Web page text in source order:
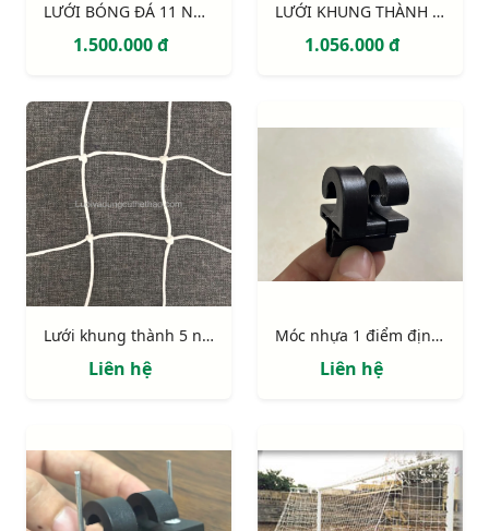
LƯỚI BÓNG ĐÁ 11 NGƯỜI S12860W
1.500.000 đ
LƯỚI KHUNG THÀNH 2 MÀU (trắng - đỏ)
1.056.000 đ
Lưới khung thành 5 người (có lõi)
Liên hệ
Móc nhựa 1 điểm định vị có chốt
Liên hệ